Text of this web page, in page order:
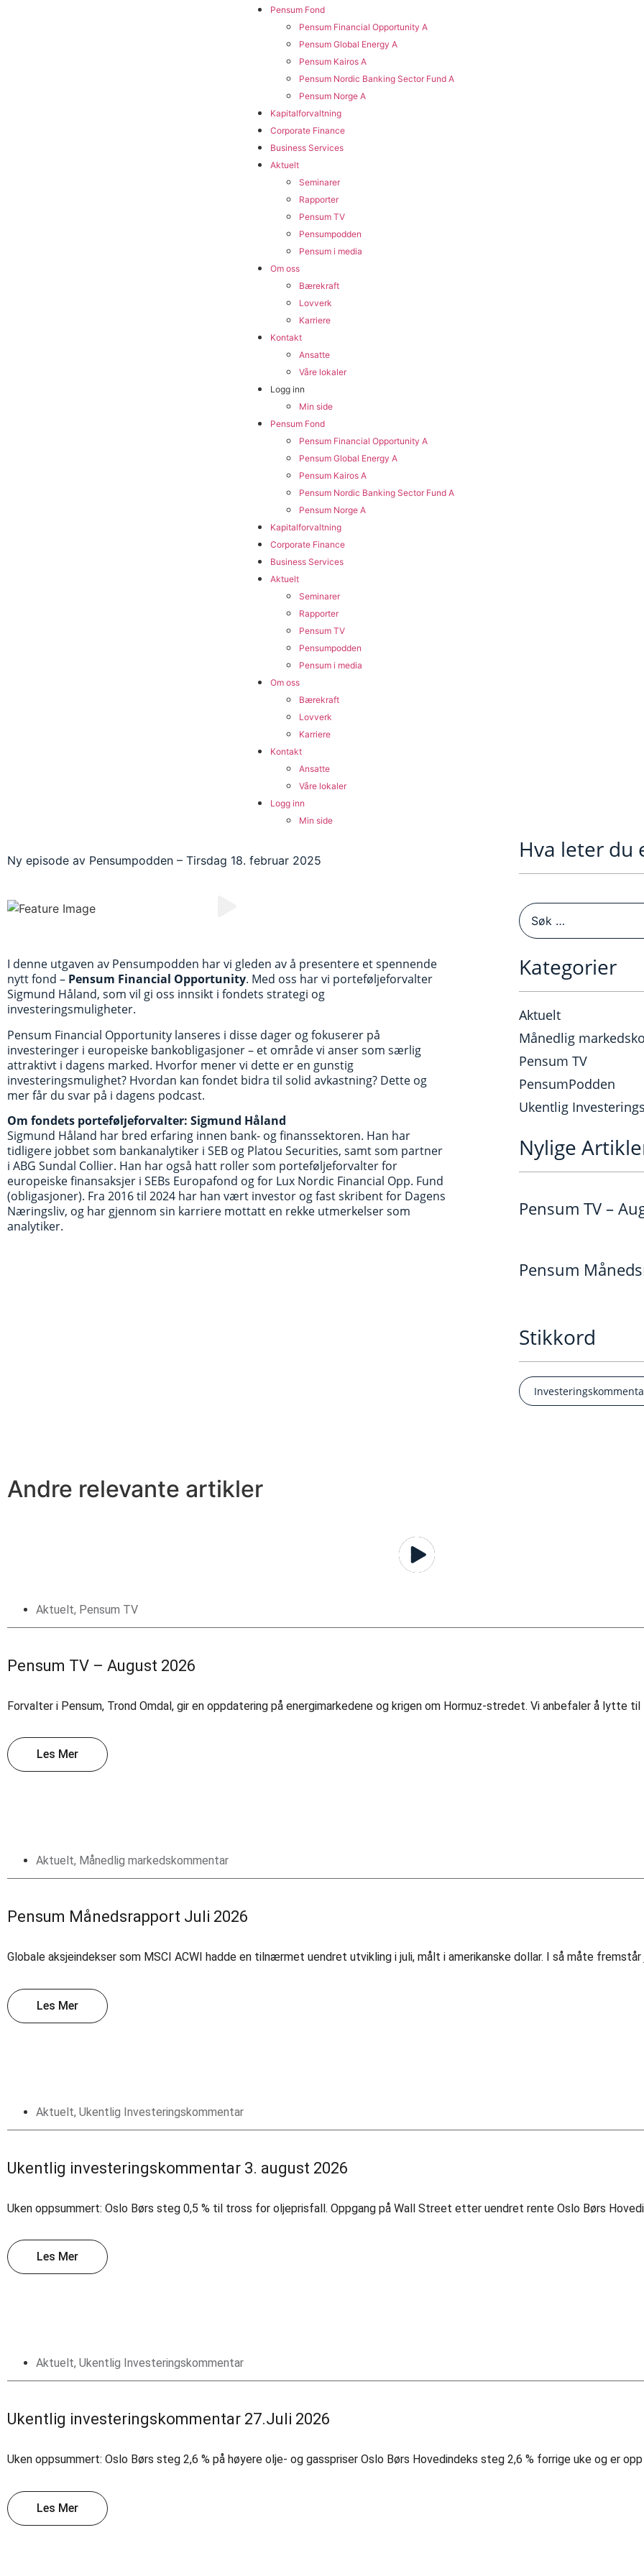
Pensum Fond
Pensum Financial Opportunity A
Pensum Global Energy A
Pensum Kairos A
Pensum Nordic Banking Sector Fund A​
Pensum Norge A​
Kapitalforvaltning
Corporate Finance
Business Services
Aktuelt
Seminarer
Rapporter
Pensum TV
Pensumpodden
Pensum i media
Om oss
Bærekraft
Lovverk
Karriere
Kontakt
Ansatte
Våre lokaler
Logg inn
Min side
Pensum Fond
Pensum Financial Opportunity A
Pensum Global Energy A
Pensum Kairos A
Pensum Nordic Banking Sector Fund A​
Pensum Norge A​
Kapitalforvaltning
Corporate Finance
Business Services
Aktuelt
Seminarer
Rapporter
Pensum TV
Pensumpodden
Pensum i media
Om oss
Bærekraft
Lovverk
Karriere
Kontakt
Ansatte
Våre lokaler
Logg inn
Min side
Ny episode av Pensumpodden – Tirsdag 18. februar 2025
I denne utgaven av Pensumpodden har vi gleden av å presentere et spennende
nytt fond – Pensum Financial Opportunity. Med oss har vi porteføljeforvalter
Sigmund Håland, som vil gi oss innsikt i fondets strategi og
investeringsmuligheter.
Pensum Financial Opportunity lanseres i disse dager og fokuserer på
investeringer i europeiske bankobligasjoner – et område vi anser som særlig
attraktivt i dagens marked. Hvorfor mener vi dette er en gunstig
investeringsmulighet? Hvordan kan fondet bidra til solid avkastning? Dette og
mer får du svar på i dagens podcast.
Om fondets porteføljeforvalter: Sigmund Håland
Sigmund Håland har bred erfaring innen bank- og finanssektoren. Han har
tidligere jobbet som bankanalytiker i SEB og Platou Securities, samt som partner
i ABG Sundal Collier. Han har også hatt roller som porteføljeforvalter for
europeiske finansaksjer i SEBs Europafond og for Lux Nordic Financial Opp. Fund
(obligasjoner). Fra 2016 til 2024 har han vært investor og fast skribent for Dagens
Næringsliv, og har gjennom sin karriere mottatt en rekke utmerkelser som
analytiker.
Hva leter du
Kategorier
Aktuelt
Månedlig
Pensum TV
PensumPodden
Ukentlig
Nylige
Pensum TV –
Pensum
Stikkord
Andre relevante artikler​
Aktuelt, Pensum TV
Pensum TV – August 2026
Forvalter i Pensum, Trond Omdal, gir en oppdatering på energimarkedene og krigen om Hormuz-stredet. Vi anbefaler å lytte til
Les Mer
Aktuelt, Månedlig markedskommentar
Pensum Månedsrapport Juli 2026
Globale aksjeindekser som MSCI ACWI hadde en tilnærmet uendret utvikling i juli, målt i amerikanske dollar. I så måte fremstår
Les Mer
Aktuelt, Ukentlig Investeringskommentar
Ukentlig investeringskommentar 3. august 2026
Uken oppsummert: Oslo Børs steg 0,5 % til tross for oljeprisfall. Oppgang på Wall Street etter uendret rente Oslo Børs
Les Mer
Aktuelt, Ukentlig Investeringskommentar
Ukentlig investeringskommentar 27.Juli 2026
Uken oppsummert: Oslo Børs steg 2,6 % på høyere olje- og gasspriser Oslo Børs Hovedindeks steg 2,6 % forrige uke og er opp
Les Mer